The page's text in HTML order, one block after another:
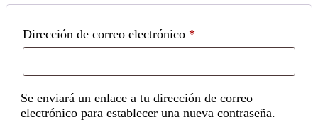
Dirección de correo electrónico *
Se enviará un enlace a tu dirección de correo
electrónico para establecer una nueva contraseña.